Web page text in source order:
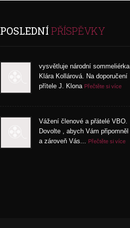
POSLEDNÍ PŘÍSPĚVKY
vysvětluje národní sommeliérka
Klára Kollárová. Na doporučení
přítele J. Klona Přečtěte si více
Vážení členové a přátelé VBO.
Dovolte , abych Vám připomněl
a zároveň Vás... Přečtěte si více